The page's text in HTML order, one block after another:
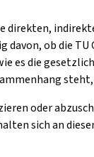
ob die
die
oder
sich an